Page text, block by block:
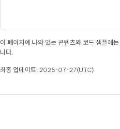
이 페이지에 나와 있는 콘텐츠와 코드 샘플에는
니다.
최종 업데이트: 2025-07-27(UTC)